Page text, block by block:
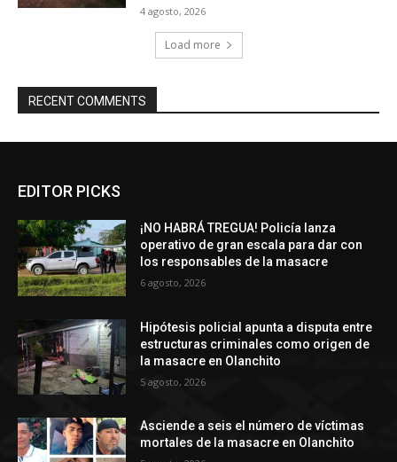
4 agosto, 2026
Load more
RECENT COMMENTS
EDITOR PICKS
¡NO HABRÁ TREGUA! Policía lanza
operativo de gran escala para dar con
los responsables de la masacre
6 agosto, 2026
Hipótesis policial apunta a disputa entre
estructuras criminales como origen de
la masacre en Olanchito
5 agosto, 2026
Asciende a seis el número de víctimas
mortales de la masacre en Olanchito